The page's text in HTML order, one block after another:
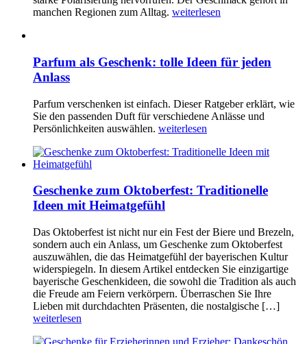
manchen Regionen zum Alltag. weiterlesen
Parfum als Geschenk: tolle Ideen für jeden
Anlass
Parfum verschenken ist einfach. Dieser Ratgeber erklärt, wie
Sie den passenden Duft für verschiedene Anlässe und
Persönlichkeiten auswählen. weiterlesen
Geschenke zum Oktoberfest: Traditionelle
Ideen mit Heimatgefühl
Das Oktoberfest ist nicht nur ein Fest der Biere und Brezeln,
sondern auch ein Anlass, um Geschenke zum Oktoberfest
auszuwählen, die das Heimatgefühl der bayerischen Kultur
widerspiegeln. In diesem Artikel entdecken Sie einzigartige
bayerische Geschenkideen, die sowohl die Tradition als auch
die Freude am Feiern verkörpern. Überraschen Sie Ihre
Lieben mit durchdachten Präsenten, die nostalgische […]
weiterlesen